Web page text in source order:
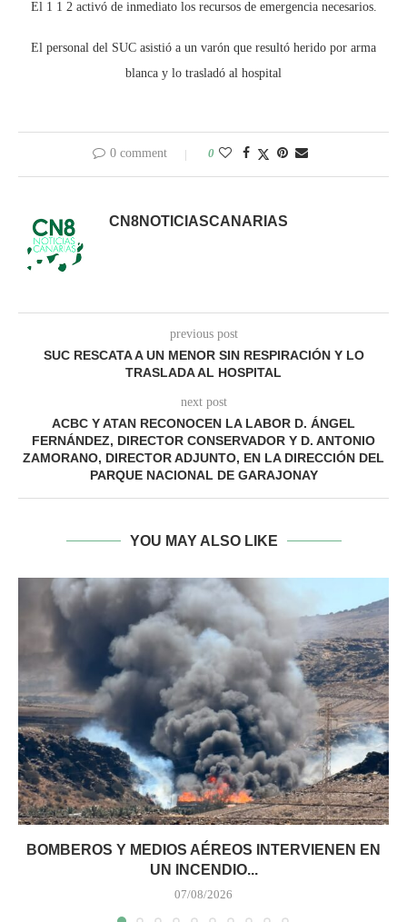
El 1 1 2 activó de inmediato los recursos de emergencia necesarios.
El personal del SUC asistió a un varón que resultó herido por arma
blanca y lo trasladó al hospital
0 comment 0
CN8NOTICIASCANARIAS
previous post
SUC RESCATA A UN MENOR SIN RESPIRACIÓN Y LO
TRASLADA AL HOSPITAL
next post
ACBC Y ATAN RECONOCEN LA LABOR D. ÁNGEL
FERNÁNDEZ, DIRECTOR CONSERVADOR Y D. ANTONIO
ZAMORANO, DIRECTOR ADJUNTO, EN LA DIRECCIÓN DEL
PARQUE NACIONAL DE GARAJONAY
YOU MAY ALSO LIKE
BOMBEROS Y MEDIOS AÉREOS INTERVIENEN EN
UN INCENDIO...
07/08/2026